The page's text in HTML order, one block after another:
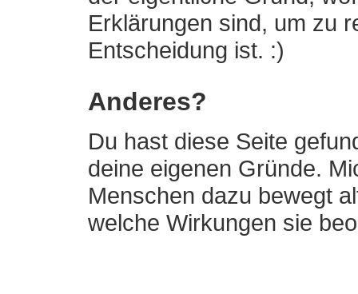
Erklärungen sind, um zu
Entscheidung ist. :)
Anderes?
Du hast diese Seite
deine eigenen Gründe.
Menschen dazu bewegt
welche Wirkungen sie